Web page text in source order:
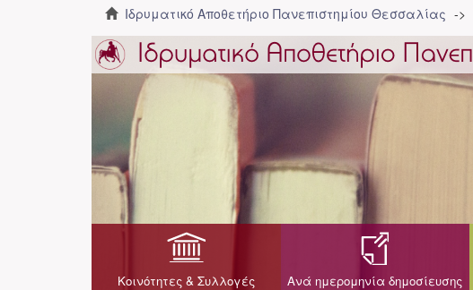
Ιδρυματικό Αποθετήριο Πανεπιστημίου Θεσσαλίας
Κοινότητες & Συλλογές Ανά ημερομηνία δημοσίευσης